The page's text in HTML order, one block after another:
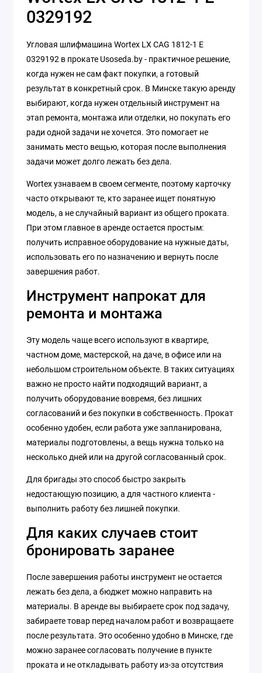
0329192
Угловая шлифмашина Wortex LX CAG 1812-1 E
0329192 в прокате Usoseda.by - практичное решение,
когда нужен не сам факт покупки, а готовый
результат в конкретный срок. В Минске такую аренду
выбирают, когда нужен отдельный инструмент на
этап ремонта, монтажа или отделки, но покупать его
ради одной задачи не хочется. Это помогает не
занимать место вещью, которая после выполнения
задачи может долго лежать без дела.
Wortex узнаваем в своем сегменте, поэтому карточку
часто открывают те, кто заранее ищет понятную
модель, а не случайный вариант из общего проката.
При этом главное в аренде остается простым:
получить исправное оборудование на нужные даты,
использовать его по назначению и вернуть после
завершения работ.
Инструмент напрокат для
ремонта и монтажа
Эту модель чаще всего используют в квартире,
частном доме, мастерской, на даче, в офисе или на
небольшом строительном объекте. В таких ситуациях
важно не просто найти подходящий вариант, а
получить оборудование вовремя, без лишних
согласований и без покупки в собственность. Прокат
особенно удобен, если работа уже запланирована,
материалы подготовлены, а вещь нужна только на
несколько дней или на другой согласованный срок.
Для бригады это способ быстро закрыть
недостающую позицию, а для частного клиента -
выполнить работу без лишней покупки.
Для каких случаев стоит
бронировать заранее
После завершения работы инструмент не остается
лежать без дела, а бюджет можно направить на
материалы. В аренде вы выбираете срок под задачу,
забираете товар перед началом работ и возвращаете
после результата. Это особенно удобно в Минске, где
можно заранее согласовать получение в пункте
проката и не откладывать работу из-за отсутствия